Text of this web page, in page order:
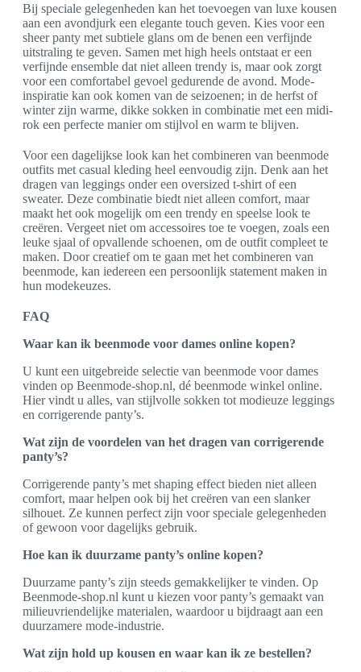
Bij speciale gelegenheden kan het toevoegen van luxe kousen
aan een avondjurk een elegante touch geven. Kies voor een
sheer panty met subtiele glans om de benen een verfijnde
uitstraling te geven. Samen met high heels ontstaat er een
verfijnde ensemble dat niet alleen trendy is, maar ook zorgt
voor een comfortabel gevoel gedurende de avond. Mode-
inspiratie kan ook komen van de seizoenen; in de herfst of
winter zijn warme, dikke sokken in combinatie met een midi-
rok een perfecte manier om stijlvol en warm te blijven.
Voor een dagelijkse look kan het combineren van beenmode
outfits met casual kleding heel eenvoudig zijn. Denk aan het
dragen van leggings onder een oversized t-shirt of een
sweater. Deze combinatie biedt niet alleen comfort, maar
maakt het ook mogelijk om een trendy en speelse look te
creëren. Vergeet niet om accessoires toe te voegen, zoals een
leuke sjaal of opvallende schoenen, om de outfit compleet te
maken. Door creatief om te gaan met het combineren van
beenmode, kan iedereen een persoonlijk statement maken in
hun modekeuzes.
FAQ
Waar kan ik beenmode voor dames online kopen?
U kunt een uitgebreide selectie van beenmode voor dames
vinden op Beenmode-shop.nl, dé beenmode winkel online.
Hier vindt u alles, van stijlvolle sokken tot modieuze leggings
en corrigerende panty’s.
Wat zijn de voordelen van het dragen van corrigerende
panty’s?
Corrigerende panty’s met shaping effect bieden niet alleen
comfort, maar helpen ook bij het creëren van een slanker
silhouet. Ze kunnen perfect zijn voor speciale gelegenheden
of gewoon voor dagelijks gebruik.
Hoe kan ik duurzame panty’s online kopen?
Duurzame panty’s zijn steeds gemakkelijker te vinden. Op
Beenmode-shop.nl kunt u kiezen voor panty’s gemaakt van
milieuvriendelijke materialen, waardoor u bijdraagt aan een
duurzamere mode-industrie.
Wat zijn hold up kousen en waar kan ik ze bestellen?